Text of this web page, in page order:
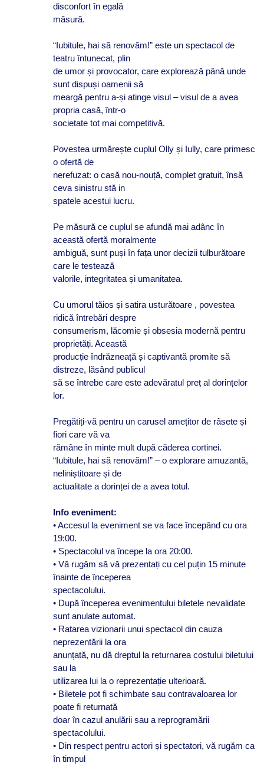
disconfort în egală
măsură.
“Iubitule, hai să renovăm!” este un spectacol de
teatru întunecat, plin
de umor și provocator, care explorează până unde
sunt dispuși oamenii să
meargă pentru a-și atinge visul – visul de a avea
propria casă, într-o
societate tot mai competitivă.
Povestea urmărește cuplul Olly și Iully, care primesc
o ofertă de
nerefuzat: o casă nou-nouță, complet gratuit, însă
ceva sinistru stă in
spatele acestui lucru.
Pe măsură ce cuplul se afundă mai adânc în
această ofertă moralmente
ambiguă, sunt puși în fața unor decizii tulburătoare
care le testează
valorile, integritatea și umanitatea.
Cu umorul tăios și satira usturătoare , povestea
ridică întrebări despre
consumerism, lăcomie și obsesia modernă pentru
proprietăți. Această
producție îndrăzneață și captivantă promite să
distreze, lăsând publicul
să se întrebe care este adevăratul preț al dorințelor
lor.
Pregătiți-vă pentru un carusel amețitor de râsete și
fiori care vă va
rămâne în minte mult după căderea cortinei.
“Iubitule, hai să renovăm!” – o explorare amuzantă,
neliniștitoare și de
actualitate a dorinței de a avea totul.
Info eveniment:
• Accesul la eveniment se va face începând cu ora
19:00.
• Spectacolul va începe la ora 20:00.
• Vă rugăm să vă prezentați cu cel puțin 15 minute
înainte de începerea
spectacolului.
• După începerea evenimentului biletele nevalidate
sunt anulate automat.
• Ratarea vizionarii unui spectacol din cauza
neprezentării la ora
anunțată, nu dă dreptul la returnarea costului biletului
sau la
utilizarea lui la o reprezentație ulterioară.
• Biletele pot fi schimbate sau contravaloarea lor
poate fi returnată
doar în cazul anulării sau a reprogramării
spectacolului.
• Din respect pentru actori și spectatori, vă rugăm ca
în timpul